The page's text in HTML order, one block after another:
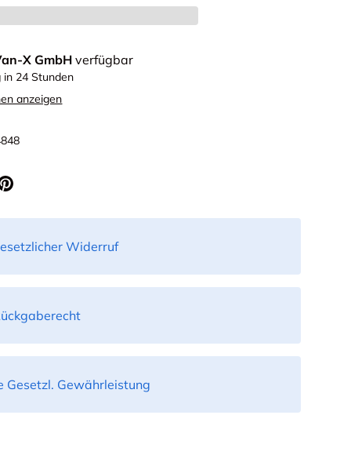
X GmbH verfügbar
24 Stunden
anzeigen
Widerruf
Gesetzl. Gewährleistung